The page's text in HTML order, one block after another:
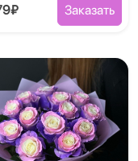
Заказать